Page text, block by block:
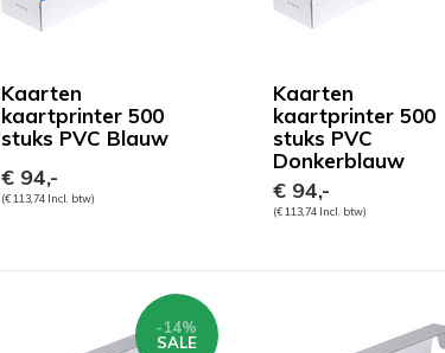
Kaarten
kaartprinter 500
stuks PVC Blauw
€ 94,-
(€ 113,74 Incl. btw)
Kaarten
kaartprinter 500
stuks PVC
Donkerblauw
€ 94,-
(€ 113,74 Incl. btw)
-14%
SALE